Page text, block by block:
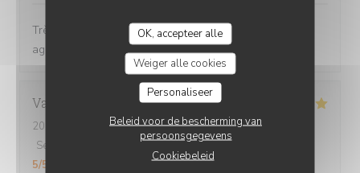
OK, accepteer alle
Weiger alle cookies
Personaliseer
Beleid voor de bescherming van
persoonsgegevens
Cookiebeleid
Très bon plat, généreux... Très bien. Personnel très
agréable
Vanessa
2026-07-31
- 19:30 - Gasten 3
Service
Atmosfeer:5/5 Keuken:5/5
5/5